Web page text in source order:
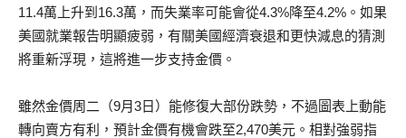
11.4萬上升到16.3萬，而失業率可能會從4.3%降至4.2%。如果
美國就業報告明顯疲弱，有關美國經濟衰退和更快減息的猜測
將重新浮現，這將進一步支持金價。
雖然金價周二（9月3日）能修復大部份跌勢，不過圖表上動能
轉向賣方有利，預計金價有機會跌至2,470美元。相對強弱指